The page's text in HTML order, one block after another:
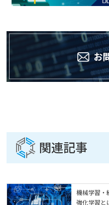
お
関連記事
機械学習・
強化学習と